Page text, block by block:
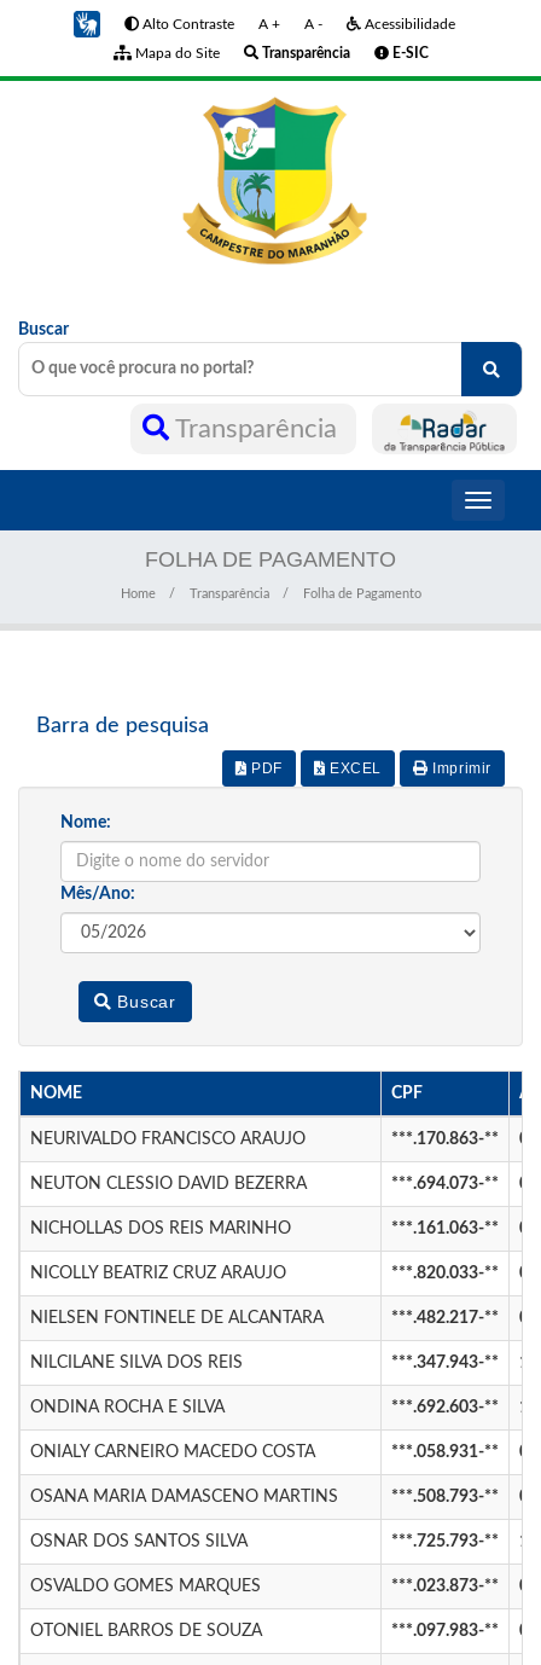
Alto Contraste A + A -
Acessibilidade
Mapa do Site
Transparência E-SIC
Buscar
Transparência
Toggle
FOLHA DE PAGAMENTO
Home Transparência Folha de Pagamento
Barra de pesquisa
PDF EXCEL Imprimir
Nome:
Mês/Ano:
Buscar
NOME CPF
NEURIVALDO FRANCISCO ARAUJO ***.170.863-**
NEUTON CLESSIO DAVID BEZERRA ***.694.073-**
NICHOLLAS DOS REIS MARINHO ***.161.063-**
NICOLLY BEATRIZ CRUZ ARAUJO ***.820.033-**
NIELSEN FONTINELE DE ALCANTARA ***.482.217-**
NILCILANE SILVA DOS REIS ***.347.943-**
ONDINA ROCHA E SILVA ***.692.603-**
ONIALY CARNEIRO MACEDO COSTA ***.058.931-**
OSANA MARIA DAMASCENO MARTINS ***.508.793-**
OSNAR DOS SANTOS SILVA ***.725.793-**
OSVALDO GOMES MARQUES ***.023.873-**
OTONIEL BARROS DE SOUZA ***.097.983-**